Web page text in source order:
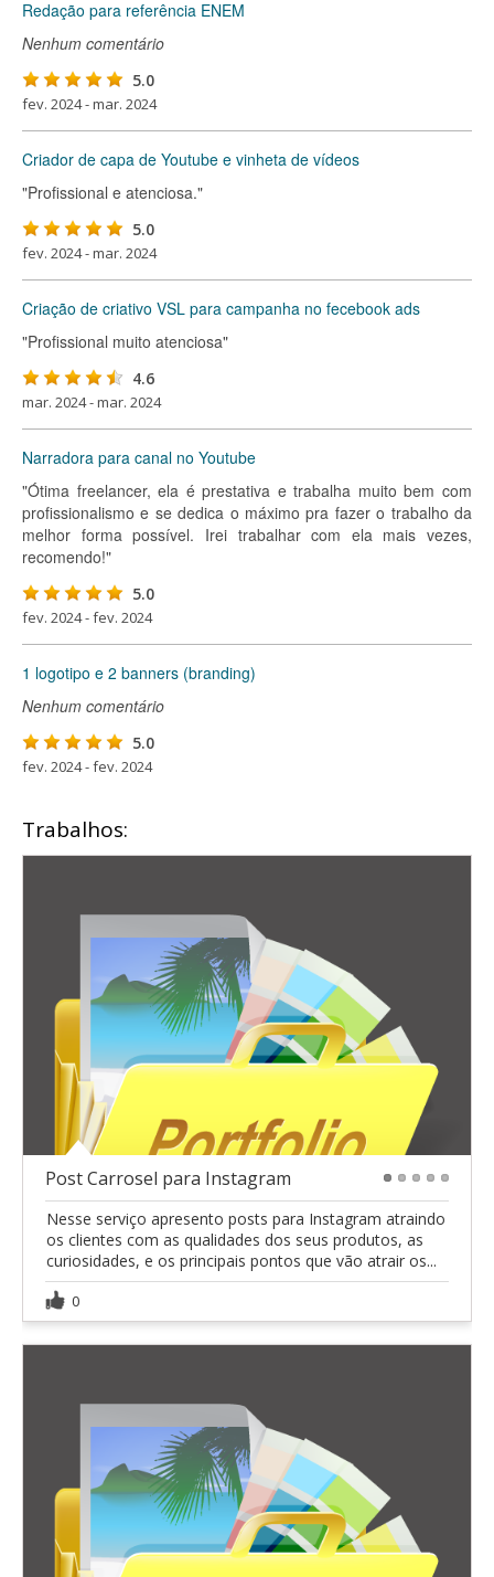
Redação para referência ENEM
Nenhum comentário
5.0
fev. 2024 - mar. 2024
Criador de capa de Youtube e vinheta de vídeos
"Profissional e atenciosa."
5.0
fev. 2024 - mar. 2024
Criação de criativo VSL para campanha no fecebook ads
"Profissional muito atenciosa"
4.6
mar. 2024 - mar. 2024
Narradora para canal no Youtube
"Ótima freelancer, ela é prestativa e trabalha muito bem com
profissionalismo e se dedica o máximo pra fazer o trabalho da
melhor forma possível. Irei trabalhar com ela mais vezes,
recomendo!"
5.0
fev. 2024 - fev. 2024
1 logotipo e 2 banners (branding)
Nenhum comentário
5.0
fev. 2024 - fev. 2024
Trabalhos:
Post Carrosel para Instagram
Nesse serviço apresento posts para Instagram atraindo
os clientes com as qualidades dos seus produtos, as
curiosidades, e os principais pontos que vão atrair os...
0